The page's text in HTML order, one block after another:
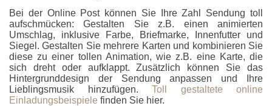
Bei der Online Post können Sie Ihre Zahl Sendung toll
aufschmücken: Gestalten Sie z.B. einen animierten
Umschlag, inklusive Farbe, Briefmarke, Innenfutter und
Siegel. Gestalten Sie mehrere Karten und kombinieren Sie
diese zu einer tollen Animation, wie z.B. eine Karte, die
sich dreht oder aufklappt. Zusätzlich können Sie das
Hintergrunddesign der Sendung anpassen und Ihre
Lieblingsmusik hinzufügen. Toll gestaltete online
Einladungsbeispiele finden Sie hier.